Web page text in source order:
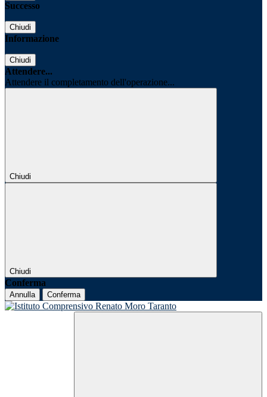
Successo
Chiudi
Informazione
Chiudi
Attendere...
Attendere il completamento dell'operazione...
Chiudi
Chiudi
Conferma
Annulla Conferma